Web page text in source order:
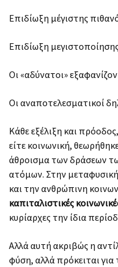
Επιδίωξη μέγιστης
Επιδίωξη
Οι «αδύνατοι»
Οι αναποτελεσματικοί
Κάθε εξέλιξη και
είτε κοινωνική,
άθροισμα των δράσεων
ατόμων. Στην
και την ανθρώπινη
καπιταλιστικές
κυρίαρχες την ίδια
Αλλά αυτή ακριβώς η
φύση, αλλά πρόκειται